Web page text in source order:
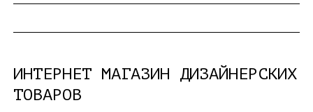
ИНТЕРНЕТ МАГАЗИН ДИЗАЙНЕРСКИХ
ТОВАРОВ